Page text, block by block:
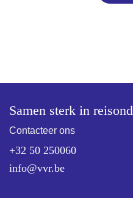
Contacteer ons
+32 50 250060
info@vvr.be